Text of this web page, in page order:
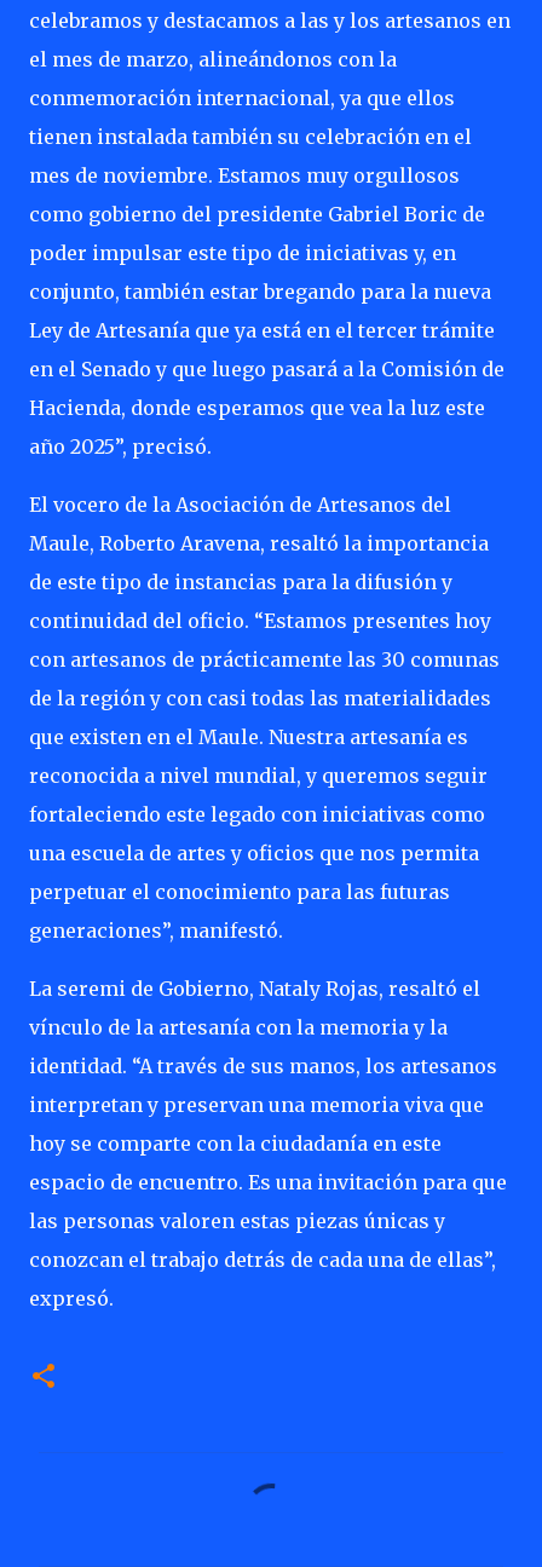
celebramos y destacamos a las y los artesanos en
el mes de marzo, alineándonos con la
conmemoración internacional, ya que ellos
tienen instalada también su celebración en el
mes de noviembre. Estamos muy orgullosos
como gobierno del presidente Gabriel Boric de
poder impulsar este tipo de iniciativas y, en
conjunto, también estar bregando para la nueva
Ley de Artesanía que ya está en el tercer trámite
en el Senado y que luego pasará a la Comisión de
Hacienda, donde esperamos que vea la luz este
año 2025”, precisó.
El vocero de la Asociación de Artesanos del
Maule, Roberto Aravena, resaltó la importancia
de este tipo de instancias para la difusión y
continuidad del oficio. “Estamos presentes hoy
con artesanos de prácticamente las 30 comunas
de la región y con casi todas las materialidades
que existen en el Maule. Nuestra artesanía es
reconocida a nivel mundial, y queremos seguir
fortaleciendo este legado con iniciativas como
una escuela de artes y oficios que nos permita
perpetuar el conocimiento para las futuras
generaciones”, manifestó.
La seremi de Gobierno, Nataly Rojas, resaltó el
vínculo de la artesanía con la memoria y la
identidad. “A través de sus manos, los artesanos
interpretan y preservan una memoria viva que
hoy se comparte con la ciudadanía en este
espacio de encuentro. Es una invitación para que
las personas valoren estas piezas únicas y
conozcan el trabajo detrás de cada una de ellas”,
expresó.